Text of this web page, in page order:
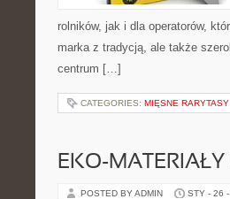
rolników, jak i dla operatorów,
marka z tradycją, ale także
centrum […]
CATEGORIES: MIĘSNE RARYTASY
EKO-
POSTED BY ADMIN STY - 26